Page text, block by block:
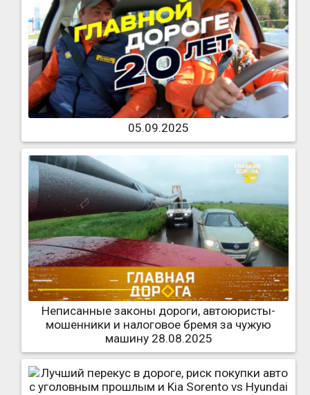
05.09.2025
Неписанные законы дороги, автоюристы-
мошенники и налоговое бремя за чужую
машину 28.08.2025